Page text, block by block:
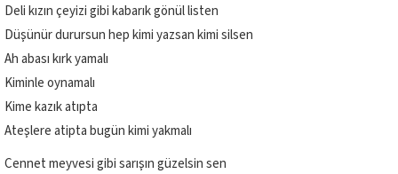
Deli kızın çeyizi gibi kabarık gönül listen
Düşünür durursun hep kimi yazsan kimi silsen
Ah abası kırk yamalı
Kiminle oynamalı
Kime kazık atıpta
Ateşlere atipta bugün kimi yakmalı
Cennet meyvesi gibi sarışın güzelsin sen